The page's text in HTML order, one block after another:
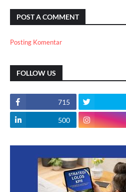
POST A COMMENT
Posting Komentar
FOLLOW US
715
500